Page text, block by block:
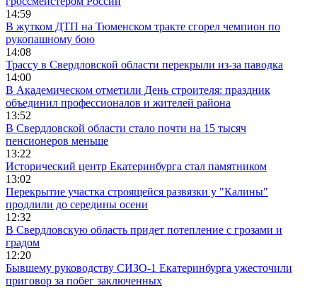
14:59
В жутком ДТП на Тюменском тракте сгорел чемпион по
рукопашному бою
14:08
Трассу в Свердловской области перекрыли из-за паводка
14:00
В Академическом отметили День строителя: праздник
объединил профессионалов и жителей района
13:52
В Свердловской области стало почти на 15 тысяч
пенсионеров меньше
13:22
Исторический центр Екатеринбурга стал памятником
13:02
Перекрытие участка строящейся развязки у "Калины"
продлили до середины осени
12:32
В Свердловскую область придет потепление с грозами и
градом
12:20
Бывшему руководству СИЗО-1 Екатеринбурга ужесточили
приговор за побег заключенных